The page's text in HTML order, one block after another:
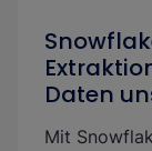
Daten
Mit